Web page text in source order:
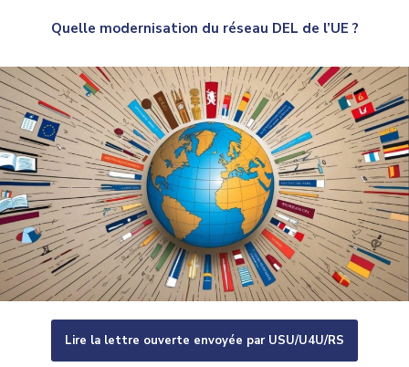
Quelle modernisation du réseau DEL de l’UE ?
Lire la lettre ouverte envoyée par USU/U4U/RS